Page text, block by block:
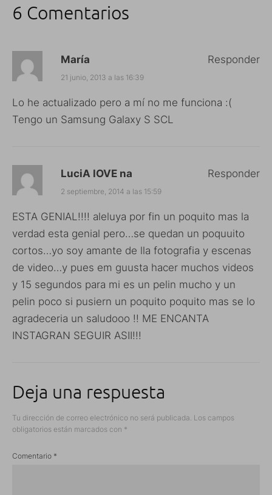
6 Comentarios
María
21 junio, 2013 a las 16:39
Lo he actualizado pero a mí no me funciona :(
Tengo un Samsung Galaxy S SCL
Responder
LuciA lOVE na
2 septiembre, 2014 a las 15:59
ESTA GENIAL!!!! aleluya por fin un poquito mas la
verdad esta genial pero…se quedan un poquuito
cortos…yo soy amante de lla fotografia y escenas
de video…y pues em guusta hacer muchos videos
y 15 segundos para mi es un pelin mucho y un
pelin poco si pusiern un poquito poquito mas se lo
agradeceria un saludooo !! ME ENCANTA
INSTAGRAN SEGUIR ASII!!!
Responder
Deja una respuesta
Tu dirección de correo electrónico no será publicada. Los campos
obligatorios están marcados con *
Comentario *